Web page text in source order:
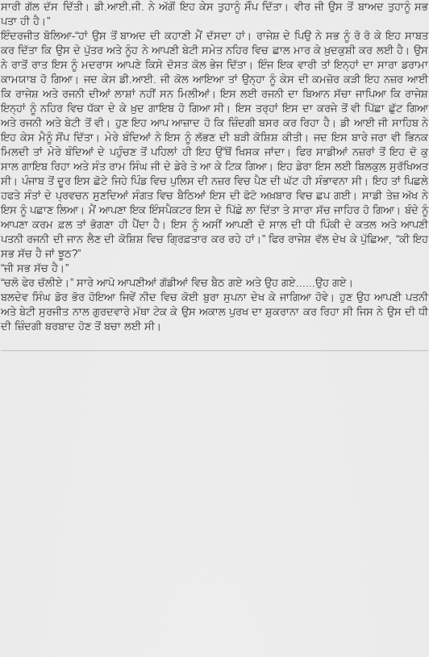
ਸਾਰੀ ਗੱਲ ਦੱਸ ਦਿੱਤੀ। ਡੀ.ਆਈ.ਜੀ. ਨੇ ਅੱਗੋਂ ਇਹ ਕੇਸ ਤੁਹਾਨੂੰ ਸੋੰਪ ਦਿੱਤਾ। ਵੀਰ ਜੀ ਉਸ ਤੋਂ ਬਾਅਦ ਤੁਹਾਨੂੰ ਸਭ
ਪਤਾ ਹੀ ਹੈ।”
ਇੰਦਰਜੀਤ ਬੋਲਿਆ-“ਹਾਂ ਉਸ ਤੋਂ ਬਾਅਦ ਦੀ ਕਹਾਣੀ ਮੈਂ ਦੱਸਦਾ ਹਾਂ। ਰਾਜੇਸ਼ ਦੇ ਪਿਉ ਨੇ ਸਭ ਨੂੰ ਰੋ ਰੋ ਕੇ ਇਹ ਸਾਬਤ
ਕਰ ਦਿੱਤਾ ਕਿ ਉਸ ਦੇ ਪੁੱਤਰ ਅਤੇ ਨੂੰਹ ਨੇ ਆਪਣੀ ਬੇਟੀ ਸਮੇਤ ਨਹਿਰ ਵਿਚ ਛਾਲ ਮਾਰ ਕੇ ਖ਼ੁਦਕੁਸ਼ੀ ਕਰ ਲਈ ਹੈ। ਉਸ
ਨੇ ਰਾਤੋਂ ਰਾਤ ਇਸ ਨੂੰ ਮਦਰਾਸ ਆਪਣੇ ਕਿਸੇ ਦੋਸਤ ਕੋਲ ਭੇਜ ਦਿੱਤਾ। ਇੰਜ ਇਕ ਵਾਰੀ ਤਾਂ ਇਨ੍ਹਾਂ ਦਾ ਸਾਰਾ ਡਰਾਮਾ
ਕਾਮਯਾਬ ਹੋ ਗਿਆ। ਜਦ ਕੇਸ ਡੀ.ਆਈ. ਜੀ ਕੋਲ ਆਇਆ ਤਾਂ ਉਨ੍ਹਾ ਨੂੰ ਕੇਸ ਦੀ ਕਮਜ਼ੋਰ ਕੜੀ ਇਹ ਨਜ਼ਰ ਆਈ
ਕਿ ਰਾਜੇਸ਼ ਅਤੇ ਰਜਨੀ ਦੀਆਂ ਲਾਸ਼ਾਂ ਨਹੀਂ ਸਨ ਮਿਲੀਆਂ। ਇਸ ਲਈ ਰਜਨੀ ਦਾ ਬਿਆਨ ਸੱਚਾ ਜਾਪਿਆ ਕਿ ਰਾਜੇਸ਼
ਇਨ੍ਹਾਂ ਨੂੰ ਨਹਿਰ ਵਿਚ ਧੱਕਾ ਦੇ ਕੇ ਖ਼ੁਦ ਗਾਇਬ ਹੋ ਗਿਆ ਸੀ। ਇਸ ਤਰ੍ਹਾਂ ਇਸ ਦਾ ਕਰਜੇ ਤੋਂ ਵੀ ਪਿੱਛਾ ਛੁੱਟ ਗਿਆ
ਅਤੇ ਰਜਨੀ ਅਤੇ ਬੇਟੀ ਤੋਂ ਵੀ। ਹੁਣ ਇਹ ਆਪ ਆਜ਼ਾਦ ਹੋ ਕਿ ਜ਼ਿੰਦਗੀ ਬਸਰ ਕਰ ਰਿਹਾ ਹੈ। ਡੀ ਆਈ ਜੀ ਸਾਹਿਬ ਨੇ
ਇਹ ਕੇਸ ਮੈਨੂੰ ਸੋਂਪ ਦਿੱਤਾ। ਮੇਰੇ ਬੰਦਿਆਂ ਨੇ ਇਸ ਨੂੰ ਲੱਭਣ ਦੀ ਬੜੀ ਕੋਸ਼ਿਸ਼ ਕੀਤੀ। ਜਦ ਇਸ ਬਾਰੇ ਜਰਾ ਵੀ ਭਿਨਕ
ਮਿਲਦੀ ਤਾਂ ਮੇਰੇ ਬੰਦਿਆਂ ਦੇ ਪਹੁੰਚਣ ਤੋਂ ਪਹਿਲਾਂ ਹੀ ਇਹ ਉੱਥੋਂ ਖਿਸਕ ਜਾਂਦਾ। ਫਿਰ ਸਾਡੀਆਂ ਨਜ਼ਰਾਂ ਤੋਂ ਇਹ ਦੋ ਕੁ
ਸਾਲ ਗਾਇਬ ਰਿਹਾ ਅਤੇ ਸੰਤ ਰਾਮ ਸਿੰਘ ਜੀ ਦੇ ਡੇਰੇ ਤੇ ਆ ਕੇ ਟਿਕ ਗਿਆ। ਇਹ ਡੇਰਾ ਇਸ ਲਈ ਬਿਲਕੁਲ ਸੁਰੱਖਿਅਤ
ਸੀ। ਪੰਜਾਬ ਤੋਂ ਦੂਰ ਇਸ ਛੋਟੇ ਜਿਹੇ ਪਿੰਡ ਵਿਚ ਪੁਲਿਸ ਦੀ ਨਜ਼ਰ ਵਿਚ ਪੈਣ ਦੀ ਘੱਟ ਹੀ ਸੰਭਾਵਨਾ ਸੀ। ਇਹ ਤਾਂ ਪਿਛਲੇ
ਹਫਤੇ ਸੰਤਾਂ ਦੇ ਪ੍ਰਵਚਨ ਸੁਣਦਿਆਂ ਸੰਗਤ ਵਿਚ ਬੈਠਿਆਂ ਇਸ ਦੀ ਫੋਟੋ ਅਖ਼ਬਾਰ ਵਿਚ ਛਪ ਗਈ। ਸਾਡੀ ਤੇਜ਼ ਅੱਖ ਨੇ
ਇਸ ਨੂੰ ਪਛਾਣ ਲਿਆ। ਮੈਂ ਆਪਣਾ ਇਕ ਇੰਸਪੈਕਟਰ ਇਸ ਦੇ ਪਿੱਛੇ ਲਾ ਦਿੱਤਾ ਤੇ ਸਾਰਾ ਸੱਚ ਜਾਹਿਰ ਹੋ ਗਿਆ। ਬੰਦੇ ਨੂੰ
ਆਪਣਾ ਕਰਮ ਫ਼ਲ ਤਾਂ ਭੋਗਣਾ ਹੀ ਪੈਂਦਾ ਹੈ। ਇਸ ਨੂੰ ਅਸੀਂ ਆਪਣੀ ਦੋ ਸਾਲ ਦੀ ਧੀ ਪਿੰਕੀ ਦੇ ਕਤਲ ਅਤੇ ਆਪਣੀ
ਪਤਨੀ ਰਜਨੀ ਦੀ ਜਾਨ ਲੈਣ ਦੀ ਕੋਸ਼ਿਸ਼ ਵਿਚ ਗ੍ਰਿਫ਼ਤਾਰ ਕਰ ਰਹੇ ਹਾਂ।” ਫਿਰ ਰਾਜੇਸ਼ ਵੱਲ ਦੇਖ ਕੇ ਪੁੱਛਿਆ, “ਕੀ ਇਹ
ਸਭ ਸੱਚ ਹੈ ਜਾਂ ਝੂਠ?”
“ਜੀ ਸਭ ਸੱਚ ਹੈ।”
“ਚਲੋ ਫੇਰ ਚੱਲੀਏ।” ਸਾਰੇ ਆਪੋ ਆਪਣੀਆਂ ਗੱਡੀਆਂ ਵਿਚ ਬੈਠ ਗਏ ਅਤੇ ਉਹ ਗਏ......ਉਹ ਗਏ।
ਬਲਦੇਵ ਸਿੰਘ ਡੋਰ ਭੋਰ ਹੋਇਆ ਜਿਵੇਂ ਨੀਦ ਵਿਚ ਕੋਈ ਬੁਰਾ ਸੁਪਨਾ ਦੇਖ ਕੇ ਜਾਗਿਆ ਹੋਵੇ। ਹੁਣ ਉਹ ਆਪਣੀ ਪਤਨੀ
ਅਤੇ ਬੇਟੀ ਸੁਰਜੀਤ ਨਾਲ ਗੁਰਦਵਾਰੇ ਮੱਥਾ ਟੇਕ ਕੇ ਉਸ ਅਕਾਲ ਪੁਰਖ ਦਾ ਸ਼ੁਕਰਾਨਾ ਕਰ ਰਿਹਾ ਸੀ ਜਿਸ ਨੇ ਉਸ ਦੀ ਧੀ
ਦੀ ਜ਼ਿੰਦਗੀ ਬਰਬਾਦ ਹੋਣ ਤੋਂ ਬਚਾ ਲਈ ਸੀ।